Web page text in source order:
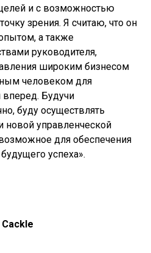
и с возможностью
зрения. Я считаю, что он
а также
руководителя,
широким бизнесом
человеком для
Будучи
буду осуществлять
управленческой
для обеспечения
успеха».
Cackle